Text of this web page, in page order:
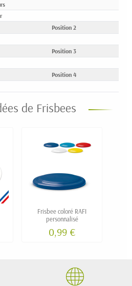
Position 2
Position 3
Position 4
de Frisbees
Frisbee coloré RAFI
personnalisé
0,99 €